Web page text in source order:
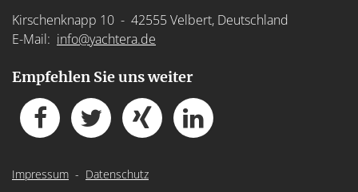
Kirschenknapp 10 - 42555 Velbert, Deutschland
E-Mail: info@yachtera.de
Empfehlen Sie uns weiter
Impressum - Datenschutz